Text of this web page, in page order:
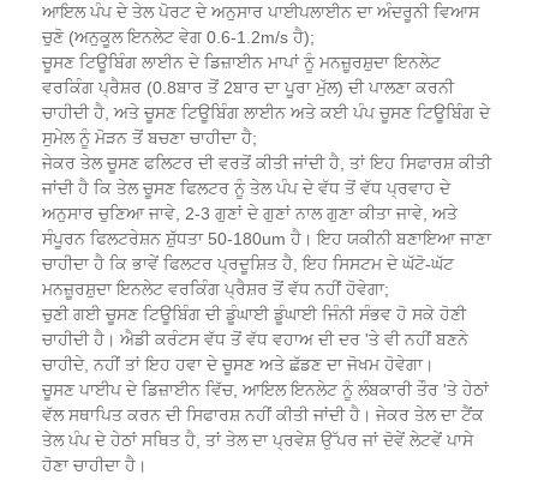
ਆਇਲ ਪੰਪ ਦੇ ਤੇਲ ਪੋਰਟ ਦੇ ਅਨੁਸਾਰ ਪਾਈਪਲਾਈਨ ਦਾ ਅੰਦਰੂਨੀ ਵਿਆਸ
ਚੁਣੋ (ਅਨੁਕੂਲ ਇਨਲੇਟ ਵੇਗ 0.6-1.2m/s ਹੈ);
ਚੂਸਣ ਟਿਊਬਿੰਗ ਲਾਈਨ ਦੇ ਡਿਜ਼ਾਈਨ ਮਾਪਾਂ ਨੂੰ ਮਨਜ਼ੂਰਸ਼ੁਦਾ ਇਨਲੇਟ
ਵਰਕਿੰਗ ਪ੍ਰੈਸ਼ਰ (0.8ਬਾਰ ਤੋਂ 2ਬਾਰ ਦਾ ਪੂਰਾ ਮੁੱਲ) ਦੀ ਪਾਲਣਾ ਕਰਨੀ
ਚਾਹੀਦੀ ਹੈ, ਅਤੇ ਚੂਸਣ ਟਿਊਬਿੰਗ ਲਾਈਨ ਅਤੇ ਕਈ ਪੰਪ ਚੂਸਣ ਟਿਊਬਿੰਗ ਦੇ
ਸੁਮੇਲ ਨੂੰ ਮੋੜਨ ਤੋਂ ਬਚਣਾ ਚਾਹੀਦਾ ਹੈ;
ਜੇਕਰ ਤੇਲ ਚੂਸਣ ਫਲਿਟਰ ਦੀ ਵਰਤੋਂ ਕੀਤੀ ਜਾਂਦੀ ਹੈ, ਤਾਂ ਇਹ ਸਿਫਾਰਸ਼ ਕੀਤੀ
ਜਾਂਦੀ ਹੈ ਕਿ ਤੇਲ ਚੂਸਣ ਫਿਲਟਰ ਨੂੰ ਤੇਲ ਪੰਪ ਦੇ ਵੱਧ ਤੋਂ ਵੱਧ ਪ੍ਰਵਾਹ ਦੇ
ਅਨੁਸਾਰ ਚੁਣਿਆ ਜਾਵੇ, 2-3 ਗੁਣਾਂ ਦੇ ਗੁਣਾਂ ਨਾਲ ਗੁਣਾ ਕੀਤਾ ਜਾਵੇ, ਅਤੇ
ਸੰਪੂਰਨ ਫਿਲਟਰੇਸ਼ਨ ਸ਼ੁੱਧਤਾ 50-180um ਹੈ। ਇਹ ਯਕੀਨੀ ਬਣਾਇਆ ਜਾਣਾ
ਚਾਹੀਦਾ ਹੈ ਕਿ ਭਾਵੇਂ ਫਿਲਟਰ ਪ੍ਰਦੂਸ਼ਿਤ ਹੈ, ਇਹ ਸਿਸਟਮ ਦੇ ਘੱਟੋ-ਘੱਟ
ਮਨਜ਼ੂਰਸ਼ੁਦਾ ਇਨਲੇਟ ਵਰਕਿੰਗ ਪ੍ਰੈਸ਼ਰ ਤੋਂ ਵੱਧ ਨਹੀਂ ਹੋਵੇਗਾ;
ਚੁਣੀ ਗਈ ਚੂਸਣ ਟਿਊਬਿੰਗ ਦੀ ਡੂੰਘਾਈ ਡੂੰਘਾਈ ਜਿੰਨੀ ਸੰਭਵ ਹੋ ਸਕੇ ਹੋਣੀ
ਚਾਹੀਦੀ ਹੈ। ਐਡੀ ਕਰੰਟਸ ਵੱਧ ਤੋਂ ਵੱਧ ਵਹਾਅ ਦੀ ਦਰ 'ਤੇ ਵੀ ਨਹੀਂ ਬਣਨੇ
ਚਾਹੀਦੇ, ਨਹੀਂ ਤਾਂ ਇਹ ਹਵਾ ਦੇ ਚੂਸਣ ਅਤੇ ਛੱਡਣ ਦਾ ਜੋਖਮ ਹੋਵੇਗਾ।
ਚੂਸਣ ਪਾਈਪ ਦੇ ਡਿਜ਼ਾਈਨ ਵਿੱਚ, ਆਇਲ ਇਨਲੇਟ ਨੂੰ ਲੰਬਕਾਰੀ ਤੌਰ 'ਤੇ ਹੇਠਾਂ
ਵੱਲ ਸਥਾਪਿਤ ਕਰਨ ਦੀ ਸਿਫਾਰਸ਼ ਨਹੀਂ ਕੀਤੀ ਜਾਂਦੀ ਹੈ। ਜੇਕਰ ਤੇਲ ਦਾ ਟੈਂਕ
ਤੇਲ ਪੰਪ ਦੇ ਹੇਠਾਂ ਸਥਿਤ ਹੈ, ਤਾਂ ਤੇਲ ਦਾ ਪ੍ਰਵੇਸ਼ ਉੱਪਰ ਜਾਂ ਦੋਵੇਂ ਲੇਟਵੇਂ ਪਾਸੇ
ਹੋਣਾ ਚਾਹੀਦਾ ਹੈ।